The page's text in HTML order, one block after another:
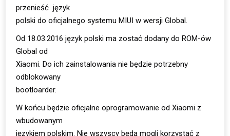
przenieść język
polski do oficjalnego systemu MIUI w wersji Global.
Od 18.03.2016 język polski ma zostać dodany do ROM-ów
Global od
Xiaomi. Do ich zainstalowania nie będzie potrzebny
odblokowany
bootloarder.
W końcu będzie oficjalne oprogramowanie od Xiaomi z
wbudowanym
językiem polskim. Nie wszyscy będą mogli korzystać z